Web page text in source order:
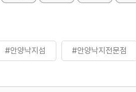
#안양낙지섬 #안양낙지전문점